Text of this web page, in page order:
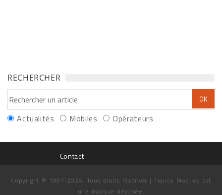
RECHERCHER
Actualités Mobiles Opérateurs
Contact
Copyright © 1997-2026. Tous droits réservés | France Mobiles est
une marque déposée.